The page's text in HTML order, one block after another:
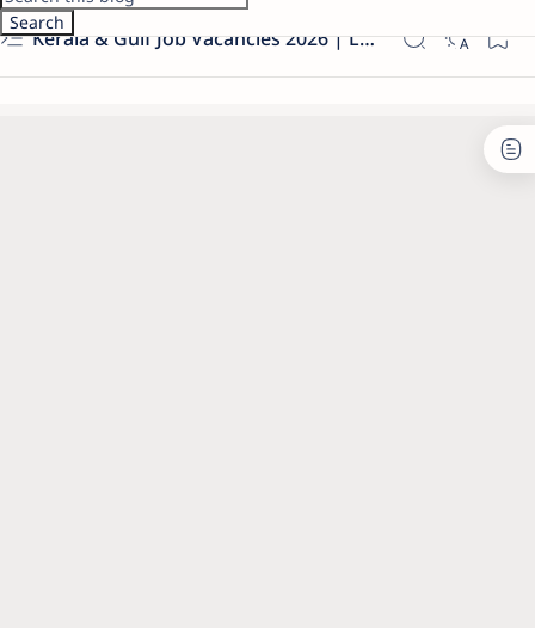
Kerala & Gulf Job Vacancies 2026 | Latest Govt & Private Jobs